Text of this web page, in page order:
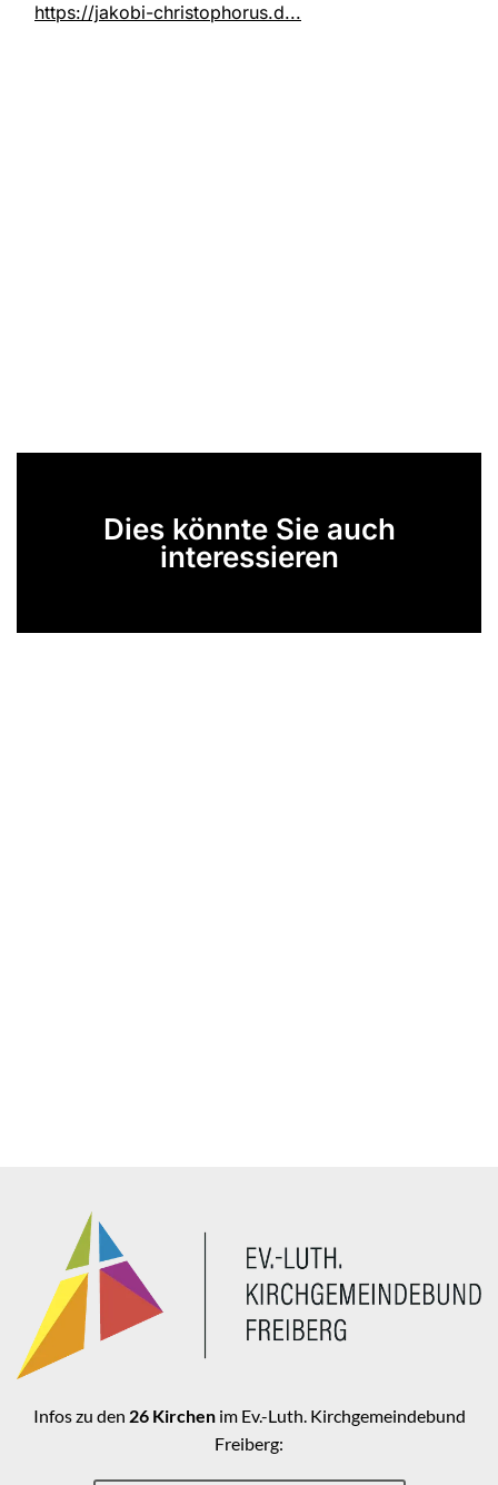
https://jakobi-christophorus.d...
Dies könnte Sie auch
interessieren
Infos zu den 26 Kirchenim Ev.-Luth. Kirchgemeindebund
Freiberg: